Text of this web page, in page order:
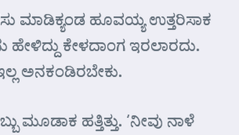
ಮಾಡಿಕ್ಯಂಡ ಹೂವಯ್ಯ ಉತ್ತರಿಸಾಕ
ಹೇಳಿದ್ದು ಕೇಳದಾಂಗ ಇರಲಾರದು.
ಅನಕಂಡಿರಬೇಕು.
ಮೂಡಾಕ ಹತ್ತಿತ್ತು. ‘ನೀವು ನಾಳೆ